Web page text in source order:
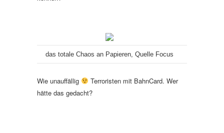
das totale Chaos an Papieren, Quelle Focus
Wie unauffällig
Terroristen mit BahnCard. Wer
hätte das gedacht?